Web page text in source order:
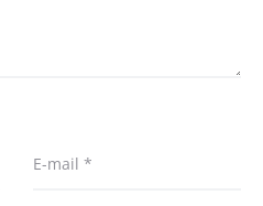
E-mail *